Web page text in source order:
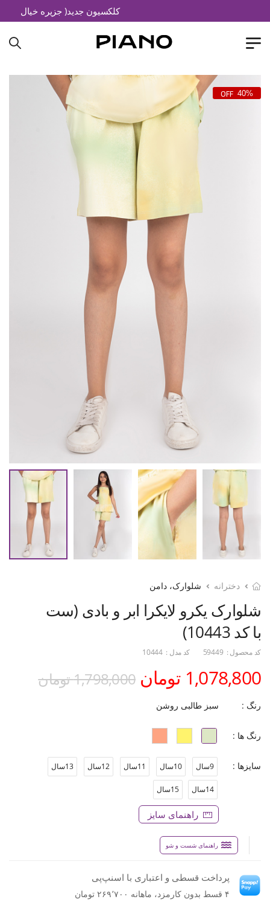
کلکسیون جدید( جزیره خیال)
40%
دخترانه شلوارک، دامن
شلوارک یکرو لایکرا ابر و بادی (ست
با کد 10443)
کد محصول : 59449 کد مدل : 10444
1,078,800 تومان 1,798,000 تومان
رنگ : سبز طالبی روشن
رنگ ها :
سایزها : 9سال 10سال 11سال 12سال 13سال
14سال 15سال
راهنمای سایز
راهنمای شست و شو
پرداخت قسطی و اعتباری با اسنپ‌پی
۴ قسط بدون کارمزد، ماهانه ۲۶۹٬۷۰۰ تومان